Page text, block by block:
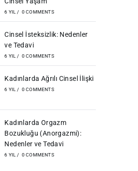
6 YIL / 0 COMMENTS
Cinsel İsteksizlik: Nedenler
ve Tedavi
6 YIL / 0 COMMENTS
Kadınlarda Ağrılı Cinsel İlişki
6 YIL / 0 COMMENTS
Kadınlarda Orgazm
Bozukluğu (Anorgazmi):
Nedenler ve Tedavi
6 YIL / 0 COMMENTS